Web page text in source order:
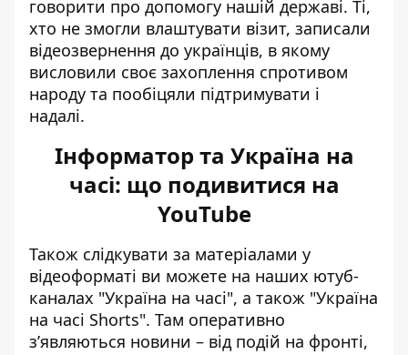
говорити про допомогу нашій державі. Ті,
хто не змогли влаштувати візит, записали
відеозвернення до українців, в якому
висловили своє захоплення спротивом
народу та пообіцяли підтримувати і
надалі.
Інформатор та Україна на
часі: що подивитися на
YouTube
Також слідкувати за матеріалами у
відеоформаті ви можете на наших ютуб-
каналах "Україна на часі", а також "Україна
на часі Shorts". Там оперативно
зʼявляються новини – від подій на фронті,